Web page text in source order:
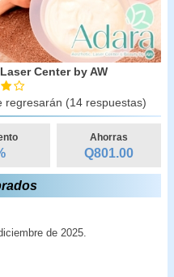
Center by AW
regresarán (14 respuestas)
Ahorras
Q801.00
de 2025.